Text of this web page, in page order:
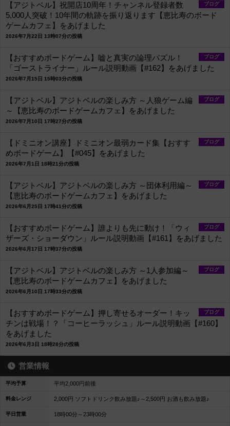
ブログ
【アジトベル】祝開店10周年！チャンネル登録者数
5,000人突破！10年間の軌跡を振り返ります【恵比寿のボード
ゲームカフェ】をあげました
2026年7月22日 13時07分の投稿
ブログ
【おすすめボードゲーム】嘘と真実の論理パズル！
「ゴーストライナー」ルール説明動画【#162】をあげました
2026年7月15日 15時03分の投稿
ブログ
【アジトベル】アジトベルの楽しみ方 ～人狼ゲーム編
～【恵比寿のボードゲームカフェ】をあげました
2026年7月10日 17時27分の投稿
ブログ
【ドミニオン講座】ドミニオン最弱カード集【おすす
めボードゲーム】【#045】をあげました
2026年7月1日 18時21分の投稿
ブログ
【アジトベル】アジトベルの楽しみ方 ～団体利用編～
【恵比寿のボードゲームカフェ】をあげました
2026年6月25日 17時41分の投稿
ブログ
【おすすめボードゲーム】誰よりも先に動け！「ウィ
ザーズ・ショーダウン」ルール説明動画【#161】をあげました
2026年6月17日 17時37分の投稿
ブログ
【アジトベル】アジトベルの楽しみ方 ～1人参加編～
【恵比寿のボードゲームカフェ】をあげました
2026年6月10日 17時33分の投稿
ブログ
【おすすめボードゲーム】押し寄せるオーダー！キッ
チンは戦場！？「コーヒーラッシュ」ルール説明動画【#160】
をあげました
2026年6月3日 18時28分の投稿
営業情報
平均予算 平均2,000円前後
料金レンジ 2,000円 ソフトドリンク飲み放題♪～2,500円 お酒も飲み放題♪
平日営業 18時00分～23時00分